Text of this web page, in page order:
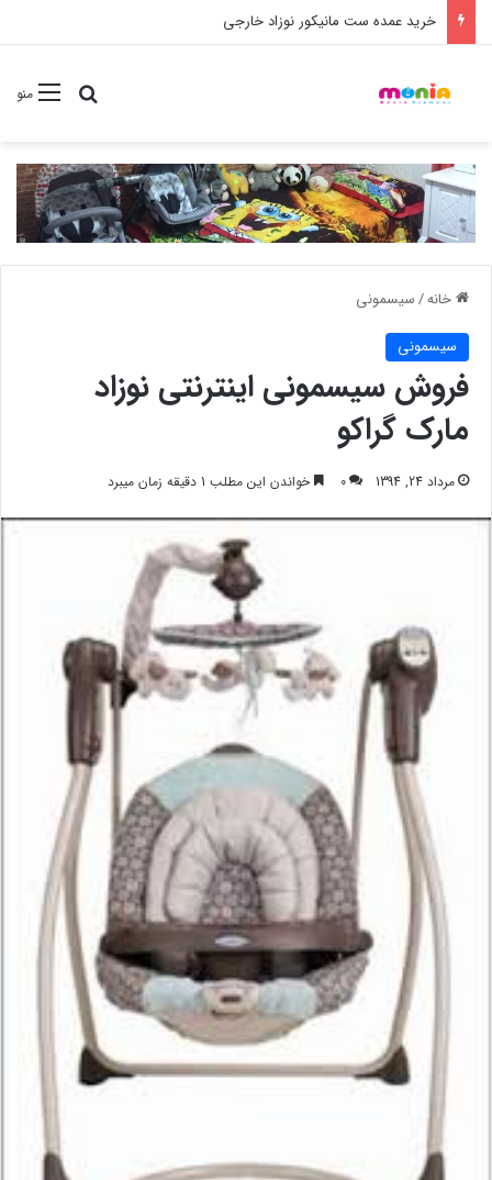
خرید شامپو سر و بدن 500 میل کودک موستلا
منوجستجو
خانه/سیسمونی
سیسمونی
فروش سیسمونی اینترنتی نوزاد
مارک گراکو
مرداد 24, 1394 0 خواندن این مطلب 1 دقیقه زمان میبرد